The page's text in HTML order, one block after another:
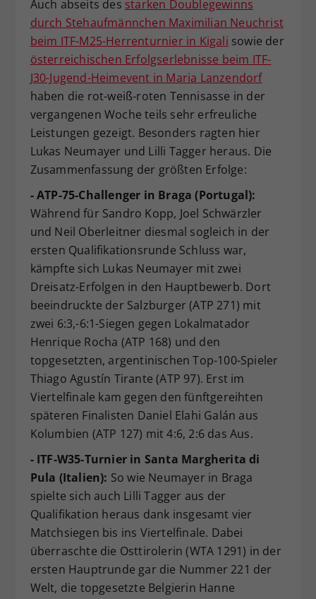
Auch abseits des starken Doublegewinns
durch Stehaufmännchen Maximilian Neuchrist
beim ITF-M25-Herrenturnier in Kigali sowie der
österreichischen Erfolgserlebnisse beim ITF-
J30-Jugend-Heimevent in Maria Lanzendorf
haben die rot-weiß-roten Tennisasse in der
vergangenen Woche teils sehr erfreuliche
Leistungen gezeigt. Besonders ragten hier
Lukas Neumayer und Lilli Tagger heraus. Die
Zusammenfassung der größten Erfolge:
- ATP-75-Challenger in Braga (Portugal):
Während für Sandro Kopp, Joel Schwärzler
und Neil Oberleitner diesmal sogleich in der
ersten Qualifikationsrunde Schluss war,
kämpfte sich Lukas Neumayer mit zwei
Dreisatz-Erfolgen in den Hauptbewerb. Dort
beeindruckte der Salzburger (ATP 271) mit
zwei 6:3,-6:1-Siegen gegen Lokalmatador
Henrique Rocha (ATP 168) und den
topgesetzten, argentinischen Top-100-Spieler
Thiago Agustín Tirante (ATP 97). Erst im
Viertelfinale kam gegen den fünftgereihten
späteren Finalisten Daniel Elahi Galán aus
Kolumbien (ATP 127) mit 4:6, 2:6 das Aus.
- ITF-W35-Turnier in Santa Margherita di
Pula (Italien): So wie Neumayer in Braga
spielte sich auch Lilli Tagger aus der
Qualifikation heraus dank insgesamt vier
Matchsiegen bis ins Viertelfinale. Dabei
überraschte die Osttirolerin (WTA 1291) in der
ersten Hauptrunde gar die Nummer 221 der
Welt, die topgesetzte Belgierin Hanne
Zweck
Dieser Wert speichert Ihre Consent-
Einstellungen. Unter anderem eine
zufällig generierte ID, für die
historische Speicherung Ihrer
vorgenommen Einstellungen, falls der
Webseiten-Betreiber dies eingestellt
hat.